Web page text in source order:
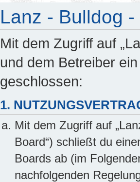
Lanz - Bulldog
Mit dem Zugriff auf
und dem Betreiber
geschlossen:
1.
Mit dem Zugriff auf
Board“) schließt du
Boards ab (im
nachfolgenden